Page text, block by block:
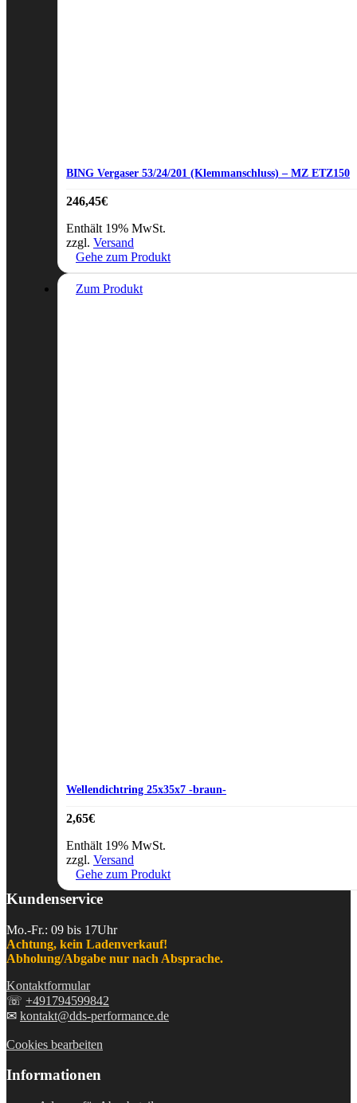
BING Vergaser 53/24/201 (Klemmanschluss) – MZ ETZ150
246,45€
Enthält 19% MwSt.
zzgl. Versand
Gehe zum Produkt
Zum Produkt
Wellendichtring 25x35x7 -braun-
2,65€
Enthält 19% MwSt.
zzgl. Versand
Gehe zum Produkt
Kundenservice
Mo.-Fr.: 09 bis 17Uhr
Achtung, kein Ladenverkauf!
Abholung/Abgabe nur nach Absprache.
Kontaktformular
☏ +491794599842
✉ kontakt@dds-performance.de
Cookies bearbeiten
Informationen